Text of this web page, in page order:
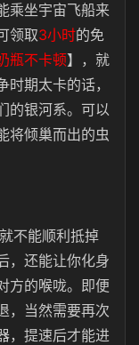
乘坐宇宙飞船来
领取3小时的免
瓶不卡顿】，就
期太卡的话，
的银河系。可以
将倾巢而出的虫
不能顺利抵掉
，还能让你化身
方的喉咙。即便
，当然需要再次
，提速后才能进